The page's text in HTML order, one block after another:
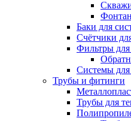
Баки для
Счётчики
Фильтры
Системы
Трубы и фитинги
Трубы для